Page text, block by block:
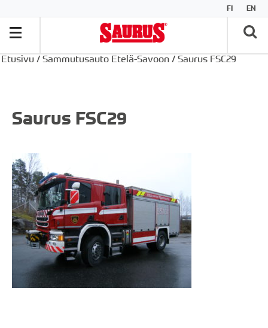
FI EN
Etusivu / Sammutusauto Etelä-Savoon / Saurus FSC29
Saurus FSC29